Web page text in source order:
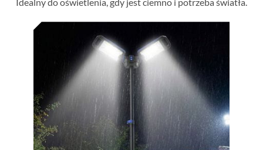
Idealny do oświetlenia, gdy jest ciemno i potrzeba światła.